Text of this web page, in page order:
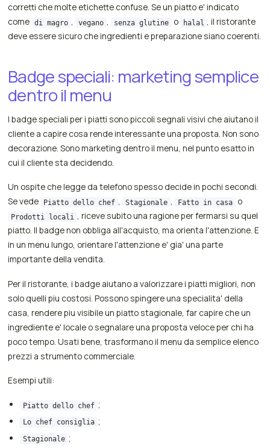
corretti che molte etichette confuse. Se un piatto e' indicato
come di magro , vegano , senza glutine o halal , il ristorante
deve essere sicuro che ingredienti e preparazione siano coerenti.
Badge speciali: marketing semplice
dentro il menu
I badge speciali per i piatti sono piccoli segnali visivi che aiutano il
cliente a capire cosa rende interessante una proposta. Non sono
decorazione. Sono marketing dentro il menu, nel punto esatto in
cui il cliente sta decidendo.
Un ospite che legge da telefono spesso decide in pochi secondi.
Se vede
Piatto dello chef , Stagionale , Fatto in casa o
Prodotti locali , riceve subito una ragione per fermarsi su quel
piatto. Il badge non obbliga all'acquisto, ma orienta l'attenzione. E
in un menu lungo, orientare l'attenzione e' gia' una parte
importante della vendita.
Per il ristorante, i badge aiutano a valorizzare i piatti migliori, non
solo quelli piu costosi. Possono spingere una specialita' della
casa, rendere piu visibile un piatto stagionale, far capire che un
ingrediente e' locale o segnalare una proposta veloce per chi ha
poco tempo. Usati bene, trasformano il menu da semplice elenco
prezzi a strumento commerciale.
Esempi utili:
Piatto dello chef ;
Lo chef consiglia ;
Stagionale ;